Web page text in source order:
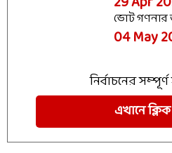
ভোট গণনার
04 May
নির্বাচনের
এখানে